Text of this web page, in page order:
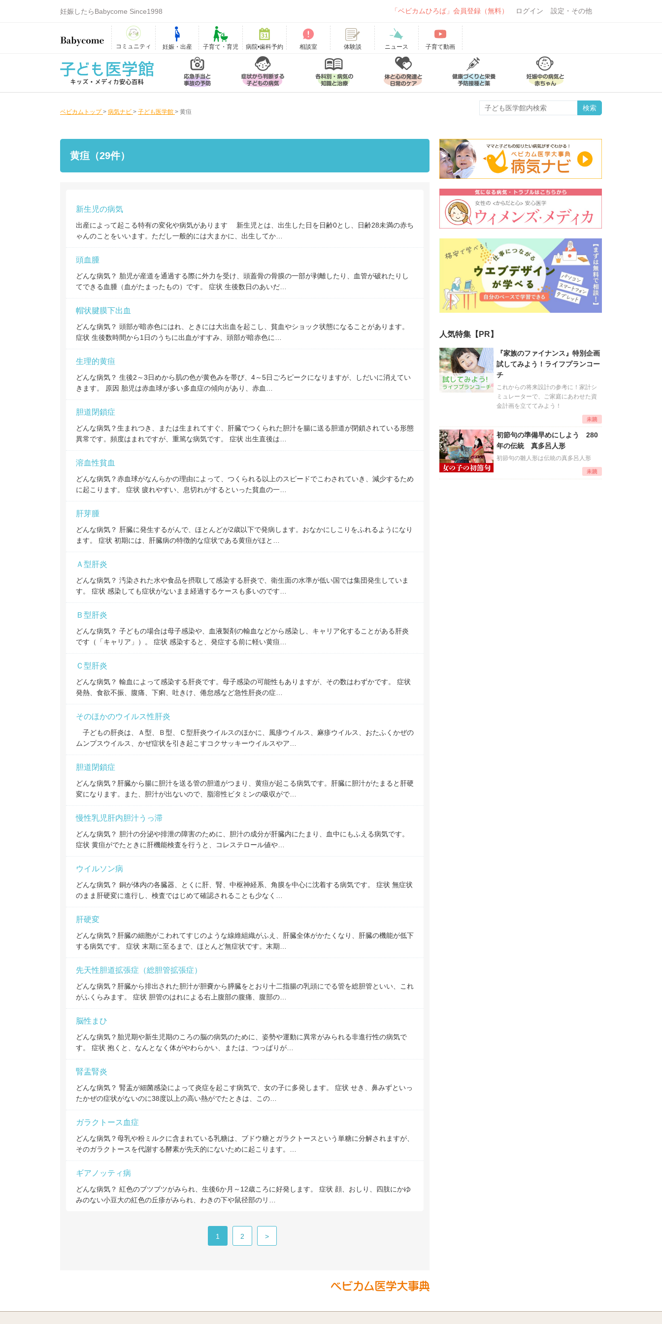
妊娠したらBabycome Since1998 「ベビカムひろば」会員登録（無料） ログイン 設定・その他
コミュニティ 妊娠・出産 子育て・育児 病院•歯科予約 相談室 体験談 ニュース 子育て動画
ベビカムトップ > 病気ナビ > 子ども医学館 > 黄疸
黄疸（29件）
新生児の病気
出産によって起こる特有の変化や病気があります 新生児とは、出生した日を日齢0とし、日齢28未満の赤ち
ゃんのことをいいます。ただし一般的には大まかに、出生してか…
頭血腫
どんな病気？ 胎児が産道を通過する際に外力を受け、頭蓋骨の骨膜の一部が剥離したり、血管が破れたりし
てできる血腫（血がたまったもの）です。 症状 生後数日のあいだ…
帽状腱膜下出血
どんな病気？ 頭部が暗赤色にはれ、ときには大出血を起こし、貧血やショック状態になることがあります。
症状 生後数時間から1日のうちに出血がすすみ、頭部が暗赤色に…
生理的黄疸
どんな病気？ 生後2～3日めから肌の色が黄色みを帯び、4～5日ごろピークになりますが、しだいに消えてい
きます。 原因 胎児は赤血球が多い多血症の傾向があり、赤血…
胆道閉鎖症
どんな病気？生まれつき、または生まれてすぐ、肝臓でつくられた胆汁を腸に送る胆道が閉鎖されている形態
異常です。頻度はまれですが、重篤な病気です。 症状 出生直後は…
溶血性貧血
どんな病気？赤血球がなんらかの理由によって、つくられる以上のスピードでこわされていき、減少するため
に起こります。 症状 疲れやすい、息切れがするといった貧血の一…
肝芽腫
どんな病気？ 肝臓に発生するがんで、ほとんどが2歳以下で発病します。おなかにしこりをふれるようになり
ます。 症状 初期には、肝臓病の特徴的な症状である黄疸がほと…
Ａ型肝炎
どんな病気？ 汚染された水や食品を摂取して感染する肝炎で、衛生面の水準が低い国では集団発生していま
す。 症状 感染しても症状がないまま経過するケースも多いのです…
Ｂ型肝炎
どんな病気？ 子どもの場合は母子感染や、血液製剤の輸血などから感染し、キャリア化することがある肝炎
です（「キャリア」）。 症状 感染すると、発症する前に軽い黄疸…
Ｃ型肝炎
どんな病気？ 輸血によって感染する肝炎です。母子感染の可能性もありますが、その数はわずかです。 症状
発熱、食欲不振、腹痛、下痢、吐きけ、倦怠感など急性肝炎の症…
そのほかのウイルス性肝炎
子どもの肝炎は、Ａ型、Ｂ型、Ｃ型肝炎ウイルスのほかに、風疹ウイルス、麻疹ウイルス、おたふくかぜの
ムンプスウイルス、かぜ症状を引き起こすコクサッキーウイルスやア…
胆道閉鎖症
どんな病気？肝臓から腸に胆汁を送る管の胆道がつまり、黄疸が起こる病気です。肝臓に胆汁がたまると肝硬
変になります。また、胆汁が出ないので、脂溶性ビタミンの吸収がで…
慢性乳児肝内胆汁うっ滞
どんな病気？ 胆汁の分泌や排泄の障害のために、胆汁の成分が肝臓内にたまり、血中にもふえる病気です。
症状 黄疸がでたときに肝機能検査を行うと、コレステロール値や…
ウイルソン病
どんな病気？ 銅が体内の各臓器、とくに肝、腎、中枢神経系、角膜を中心に沈着する病気です。 症状 無症状
のまま肝硬変に進行し、検査ではじめて確認されることも少なく…
肝硬変
どんな病気？肝臓の細胞がこわれてすじのような線維組織がふえ、肝臓全体がかたくなり、肝臓の機能が低下
する病気です。 症状 末期に至るまで、ほとんど無症状です。末期…
先天性胆道拡張症（総胆管拡張症）
どんな病気？肝臓から排出された胆汁が胆嚢から膵臓をとおり十二指腸の乳頭にでる管を総胆管といい、これ
がふくらみます。 症状 胆管のはれによる右上腹部の腹痛、腹部の…
脳性まひ
どんな病気？胎児期や新生児期のころの脳の病気のために、姿勢や運動に異常がみられる非進行性の病気で
す。 症状 抱くと、なんとなく体がやわらかい、または、つっぱりが…
腎盂腎炎
どんな病気？ 腎盂が細菌感染によって炎症を起こす病気で、女の子に多発します。 症状 せき、鼻みずといっ
たかぜの症状がないのに38度以上の高い熱がでたときは、この…
ガラクトース血症
どんな病気？母乳や粉ミルクに含まれている乳糖は、ブドウ糖とガラクトースという単糖に分解されますが、
そのガラクトースを代謝する酵素が先天的にないために起こります。…
ギアノッティ病
どんな病気？ 紅色のブツブツがみられ、生後6か月～12歳ころに好発します。 症状 顔、おしり、四肢にかゆ
みのない小豆大の紅色の丘疹がみられ、わきの下や鼠径部のリ…
1 2 >
人気特集【PR】
『家族のファイナンス』特別企画
試してみよう！ライフプランコー
チ
これからの将来設計の参考に！家計シ
ミュレーターで、ご家庭にあわせた資
金計画を立ててみよう！
初節句の準備早めにしよう 280
年の伝統 真多呂人形
初節句の雛人形は伝統の真多呂人形